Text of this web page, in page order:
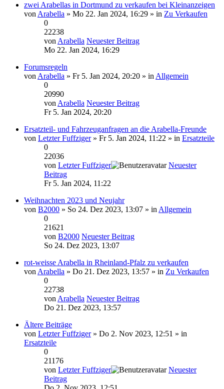
zwei Arabellas in Dortmund zu verkaufen bei Kleinanzeigen
von Arabella » Mo 22. Jan 2024, 16:29 » in Zu Verkaufen
0
22238
von Arabella Neuester Beitrag
Mo 22. Jan 2024, 16:29
Forumsregeln
von Arabella » Fr 5. Jan 2024, 20:20 » in Allgemein
0
20990
von Arabella Neuester Beitrag
Fr 5. Jan 2024, 20:20
Ersatzteil- und Fahrzeuganfragen an die Arabella-Freunde
von Letzter Fuffziger» Fr 5. Jan 2024, 11:22 » in Ersatzteile
0
22036
von Letzter Fuffziger
Neuester
Beitrag
Fr 5. Jan 2024, 11:22
Weihnachten 2023 und Neujahr
von B2000 » So 24. Dez 2023, 13:07 » in Allgemein
0
21621
von B2000 Neuester Beitrag
So 24. Dez 2023, 13:07
rot-weisse Arabella in Rheinland-Pfalz zu verkaufen
von Arabella » Do 21. Dez 2023, 13:57 » in Zu Verkaufen
0
22738
von Arabella Neuester Beitrag
Do 21. Dez 2023, 13:57
Ältere Beiträge
von Letzter Fuffziger» Do 2. Nov 2023, 12:51 » in
Ersatzteile
0
21176
von Letzter Fuffziger
Neuester
Beitrag